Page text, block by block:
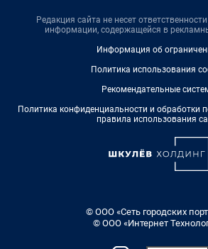
Редакция сайта не несет
информации, содержащейся в
Информация об
Политика использования
Рекомендательные
Политика конфиденциальности и обработки
правила использования
© ООО «Сеть городских
© ООО «Интернет